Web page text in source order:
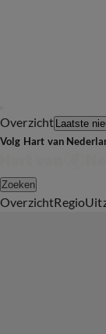
Overzicht Laatste
Volg Hart van
Zoeken
OverzichtRegio